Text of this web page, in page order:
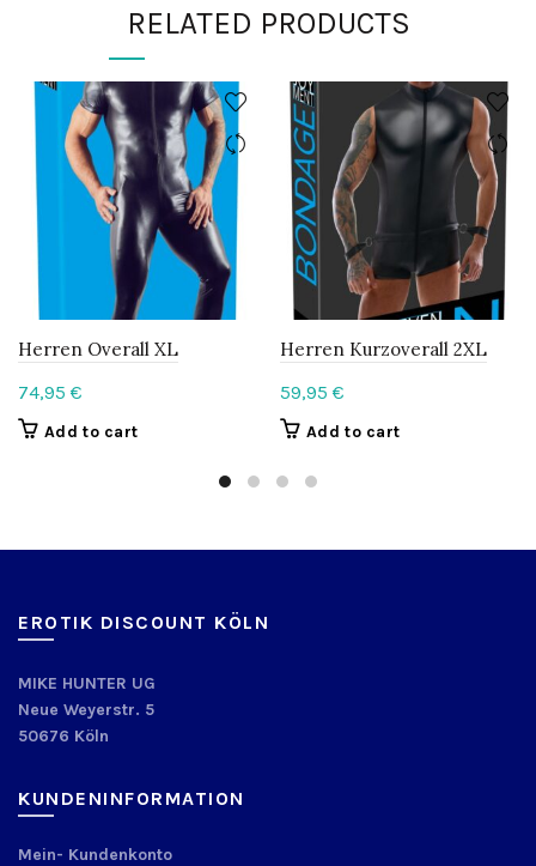
RELATED PRODUCTS
Herren Overall XL
74,95 €
Add to cart
Herren Kurzoverall 2XL
59,95 €
Add to cart
EROTIK DISCOUNT KÖLN
MIKE HUNTER UG
Neue Weyerstr. 5
50676 Köln
KUNDENINFORMATION
Mein- Kundenkonto